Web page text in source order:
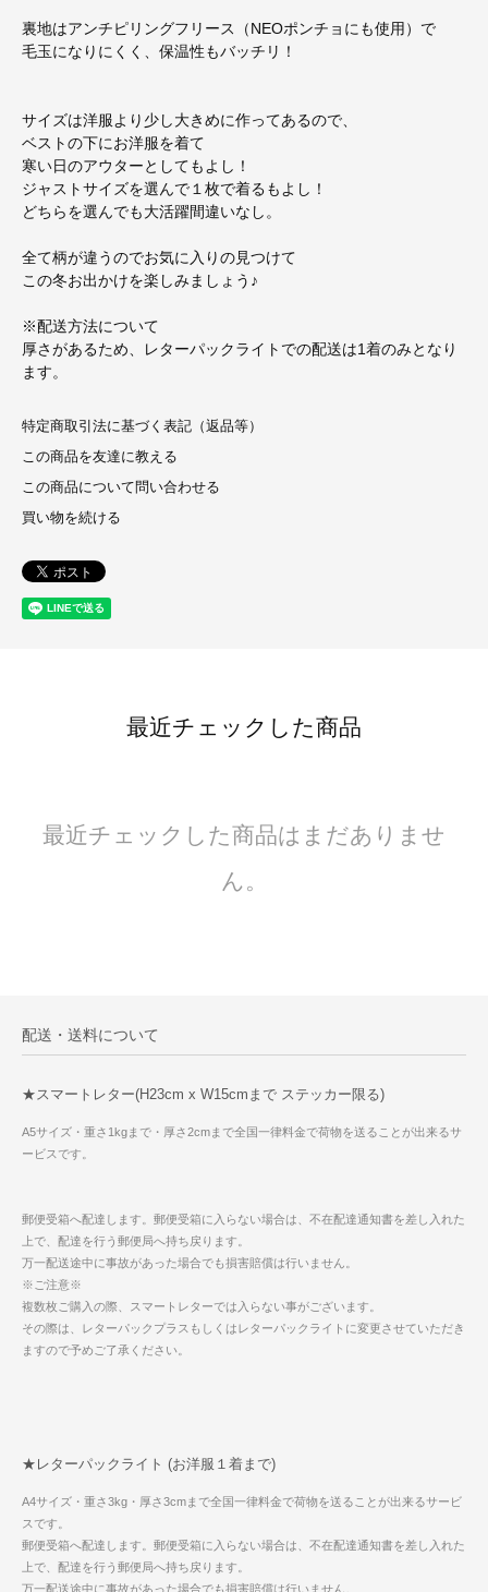
裏地はアンチピリングフリース（NEOポンチョにも使用）で
毛玉になりにくく、保温性もバッチリ！
サイズは洋服より少し大きめに作ってあるので、
ベストの下にお洋服を着て
寒い日のアウターとしてもよし！
ジャストサイズを選んで１枚で着るもよし！
どちらを選んでも大活躍間違いなし。
全て柄が違うのでお気に入りの見つけて
この冬お出かけを楽しみましょう♪
※配送方法について
厚さがあるため、レターパックライトでの配送は1着のみとなり
ます。
特定商取引法に基づく表記（返品等）
この商品を友達に教える
この商品について問い合わせる
買い物を続ける
最近チェックした商品
最近チェックした商品はまだありませ
ん。
配送・送料について
★スマートレター(H23cm x W15cmまで ステッカー限る)
A5サイズ・重さ1kgまで・厚さ2cmまで全国一律料金で荷物を送ることが出来るサ
ービスです。
郵便受箱へ配達します。郵便受箱に入らない場合は、不在配達通知書を差し入れた
上で、配達を行う郵便局へ持ち戻ります。
万一配送途中に事故があった場合でも損害賠償は行いません。
※ご注意※
複数枚ご購入の際、スマートレターでは入らない事がございます。
その際は、レターパックプラスもしくはレターパックライトに変更させていただき
ますので予めご了承ください。
★レターパックライト (お洋服１着まで)
A4サイズ・重さ3kg・厚さ3cmまで全国一律料金で荷物を送ることが出来るサービ
スです。
郵便受箱へ配達します。郵便受箱に入らない場合は、不在配達通知書を差し入れた
上で、配達を行う郵便局へ持ち戻ります。
万一配送途中に事故があった場合でも損害賠償は行いません。